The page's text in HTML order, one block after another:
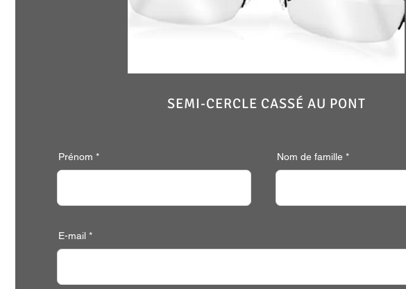
SEMI-CERCLE CASSÉ AU PONT
Prénom Nom de famille
E-mail